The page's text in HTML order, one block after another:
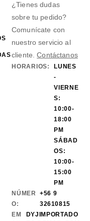
¿Tienes dudas
sobre tu pedido?
Comunícate con
nuestro servicio al
cliente.Contáctanos
HORARIOS:
LUNES
-
VIERNE
S:
10:00-
18:00
PM
SÁBAD
OS:
10:00-
15:00
PM
NÚMER
O:
+56 9
32610815
EM
DYJIMPORTADO